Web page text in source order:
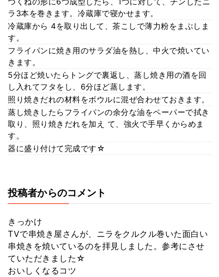
ラ3本を巻きます。冷蔵庫で寝かせます。
冷蔵庫から 4を取り出して、茶こしで薄力粉をまぶしま
す。
フライパンに焼き用のサラダ油を熱し、中火で焼いてい
きます。
5分ほど焼いたらトングで裏返し、蒸し焼き用の酒を回
し入れてフタをし、6分ほど蒸します。
照り焼きだれの材料をボウルに混ぜ合わせておきます。
蒸し焼きしたらフライパンの余分な油をペーパーで拭き
取り、照り焼きだれを加え て、強火で手早くからめま
す。
器に盛り付けて完成です☆
投稿者からのコメント
きっかけ
TVで串焼き屋さんが、ニラをクルクル巻いた面白い
串焼きを焼いているのを拝見しました。参考にさせ
ていただきました☆
おいしくなるコツ